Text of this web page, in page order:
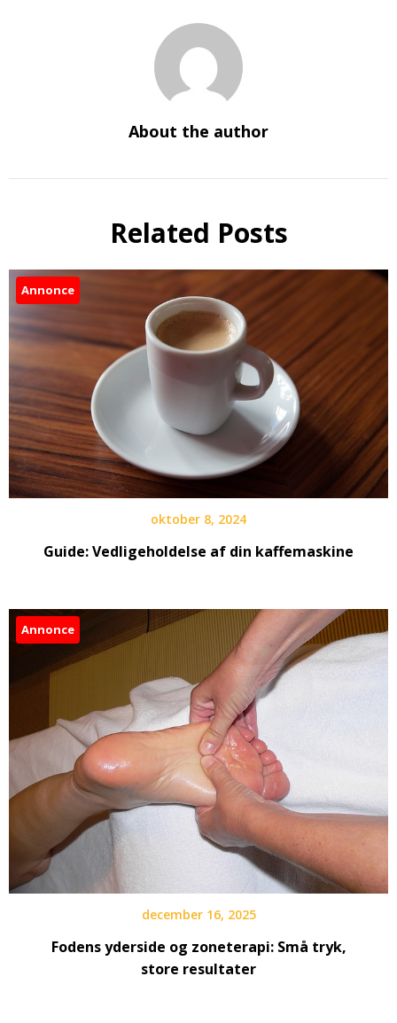
About the author
Related Posts
Annonce
oktober 8, 2024
Guide: Vedligeholdelse af din kaffemaskine
Annonce
december 16, 2025
Fodens yderside og zoneterapi: Små tryk,
store resultater